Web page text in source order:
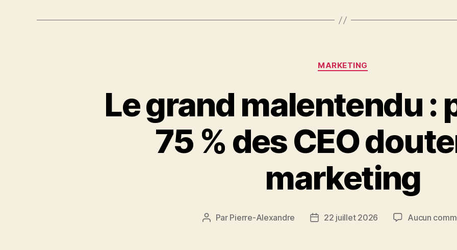
Catégories
MARKETING
Le grand malentendu :
75 % des CEO
marketing
Auteur
Par Pierre-Alexandre
Date22 juillet 2026 Aucun